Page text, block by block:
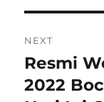
NEXT
Next
post:
Resmi
2022